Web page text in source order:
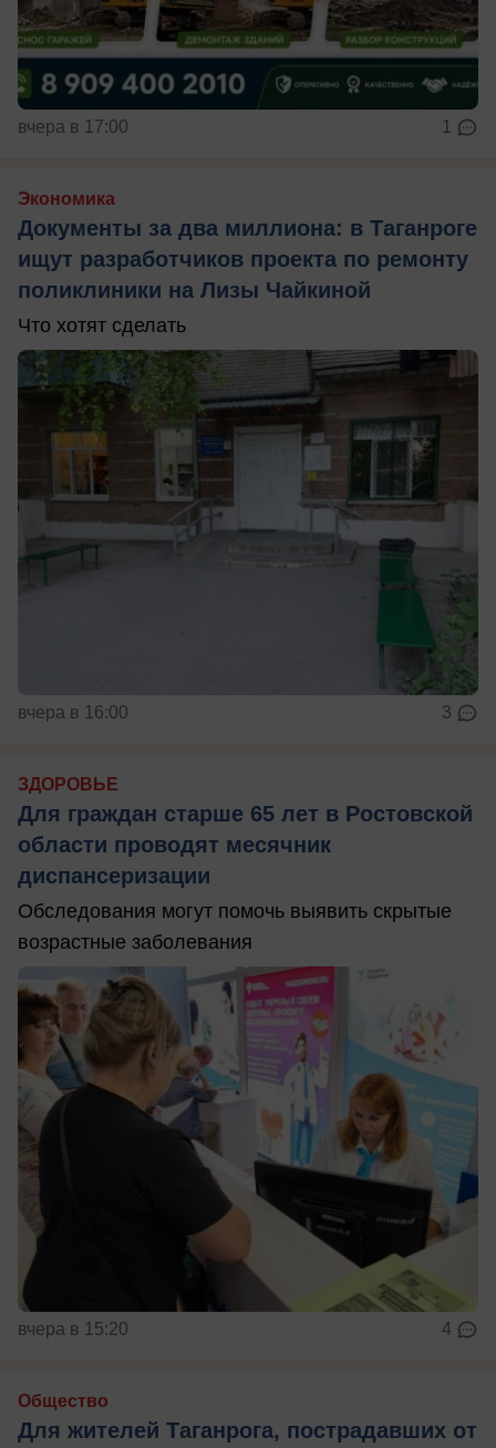
вчера в 17:00 1
Экономика
Документы за два миллиона: в Таганроге
ищут разработчиков проекта по ремонту
поликлиники на Лизы Чайкиной
Что хотят сделать
вчера в 16:00 3
ЗДОРОВЬЕ
Для граждан старше 65 лет в Ростовской
области проводят месячник
диспансеризации
Обследования могут помочь выявить скрытые
возрастные заболевания
вчера в 15:20 4
Общество
Для жителей Таганрога, пострадавших от